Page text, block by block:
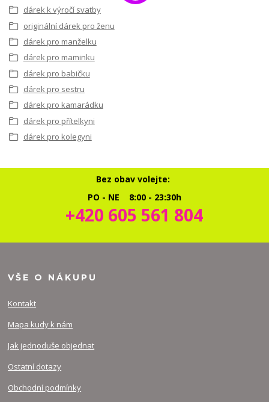
dárek k výročí svatby
originální dárek pro ženu
dárek pro manželku
dárek pro maminku
dárek pro babičku
dárek pro sestru
dárek pro kamarádku
dárek pro přítelkyni
dárek pro kolegyni
Bez obav volejte:
PO - NE 8:00 - 23:30h
+420 605 561 804
VŠE O NÁKUPU
Kontakt
Mapa kudy k nám
Jak jednoduše objednat
Ostatní dotazy
Obchodní podmínky